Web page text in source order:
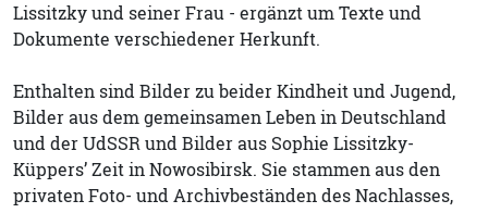
Lissitzky und seiner Frau - ergänzt um Texte und
Dokumente verschiedener Herkunft.
Enthalten sind Bilder zu beider Kindheit und Jugend,
Bilder aus dem gemeinsamen Leben in Deutschland
und der UdSSR und Bilder aus Sophie Lissitzky-
Küppers’ Zeit in Nowosibirsk. Sie stammen aus den
privaten Foto- und Archivbeständen des Nachlasses,